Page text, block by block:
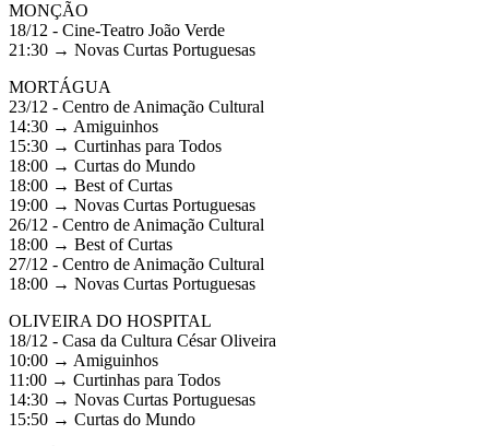
MONÇÃO
18/12 - Cine-Teatro João Verde
21:30 → Novas Curtas Portuguesas
MORTÁGUA
23/12 - Centro de Animação Cultural
14:30 → Amiguinhos
15:30 → Curtinhas para Todos
18:00 → Curtas do Mundo
18:00 → Best of Curtas
19:00 → Novas Curtas Portuguesas
26/12 - Centro de Animação Cultural
18:00 → Best of Curtas
27/12 - Centro de Animação Cultural
18:00 → Novas Curtas Portuguesas
OLIVEIRA DO HOSPITAL
18/12 - Casa da Cultura César Oliveira
10:00 → Amiguinhos
11:00 → Curtinhas para Todos
14:30 → Novas Curtas Portuguesas
15:50 → Curtas do Mundo